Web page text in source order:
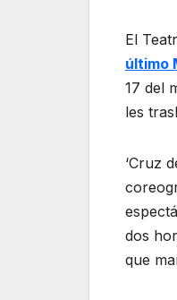
El
último
17 del
les
‘Cruz
dos
que